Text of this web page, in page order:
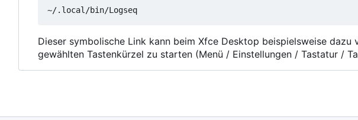
Dieser symbolische Link kann beim Xfce Desktop beispielsweise
gewählten Tastenkürzel zu starten (Menü / Einstellungen / Tastatur /